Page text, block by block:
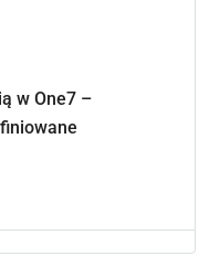
w One7 –